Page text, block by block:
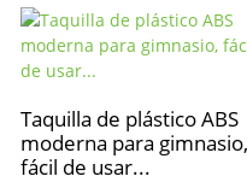
Taquilla de plástico ABS
moderna para gimnasio,
fácil de usar...